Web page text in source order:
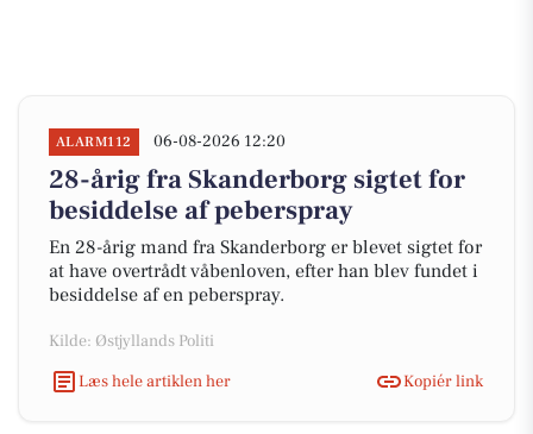
ALARM112 06-08-2026 12:20
28-årig fra Skanderborg sigtet for
besiddelse af peberspray
En 28-årig mand fra Skanderborg er blevet sigtet for
at have overtrådt våbenloven, efter han blev fundet i
besiddelse af en peberspray.
Kilde: Østjyllands Politi
Læs hele artiklen her
Kopiér link